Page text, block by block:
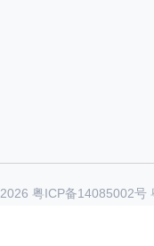
2026 粤ICP备14085002号